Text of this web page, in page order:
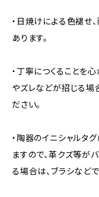
・日焼けによる色褪せ
あります。
・丁寧につくることを
やズレなどが招じる場
ださい。
・陶器のイニシャルタ
ますので、革クズ等が
る場合は、ブラシなど